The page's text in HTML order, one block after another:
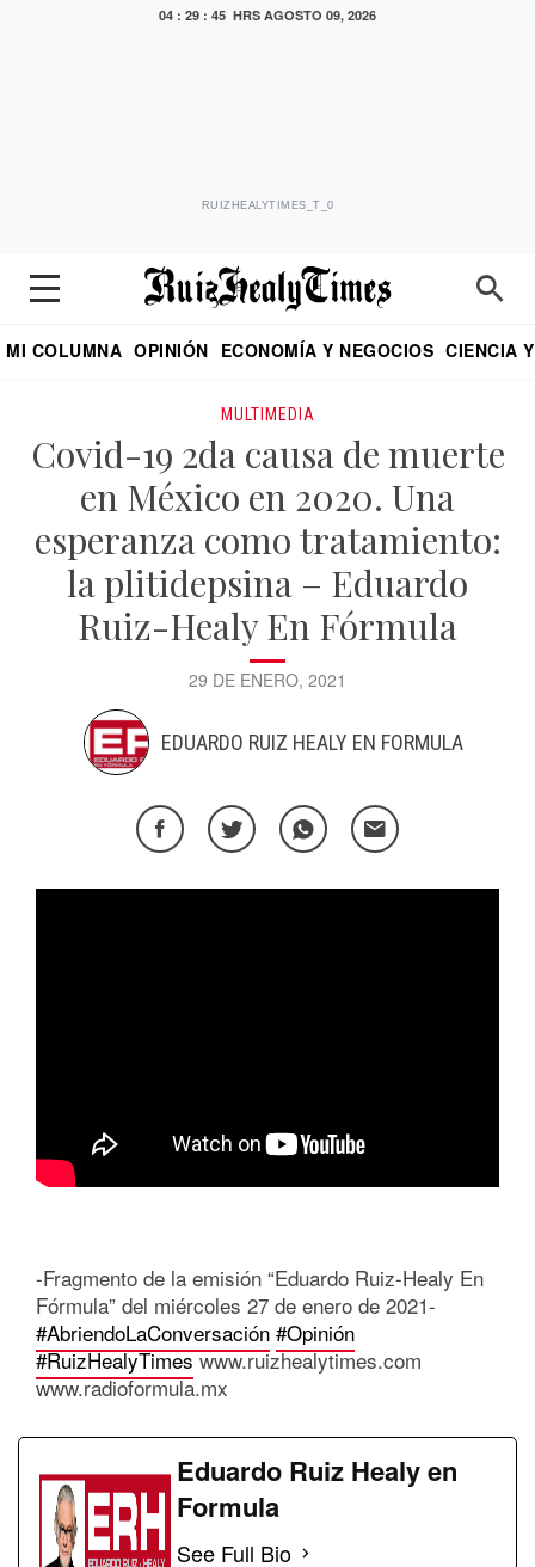
04 : 29 : 46 HRS AGOSTO 09, 2026
RUIZHEALYTIMES_T_0
MI COLUMNA OPINIÓN ECONOMÍA Y NEGOCIOS CIENCIA
MULTIMEDIA
Covid-19 2da causa de muerte
en México en 2020. Una
esperanza como tratamiento:
la plitidepsina – Eduardo
Ruiz-Healy En Fórmula
29 DE ENERO, 2021
EDUARDO RUIZ HEALY EN FORMULA
-Fragmento de la emisión “Eduardo Ruiz-Healy En
Fórmula” del miércoles 27 de enero de 2021-
#AbriendoLaConversación #Opinión
#RuizHealyTimeswww.ruizhealytimes.com
www.radioformula.mx
Eduardo Ruiz Healy en
Formula
See Full Bio